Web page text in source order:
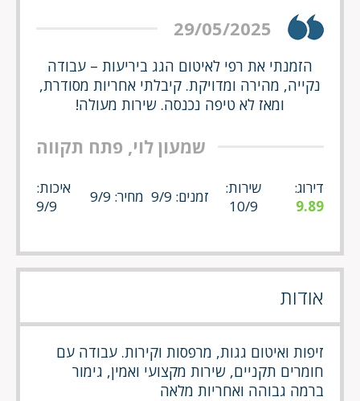
29/05/2025
הזמנתי את רפי לאיטום הגג ביריעות – עבודה
נקייה, מהירה ומדויקת. קיבלתי אחריות מסודרת,
ומאז לא טיפה נכנסה. שירות מעולה!
שמעון לוי, פתח תקווה
דירוג:
9.89
שירות:
10/9
זמנים: 9/9 מחיר: 9/9
איכות:
9/9
אודות
זיפות ואיטום גגות, מרפסות וקירות. עבודה עם
חומרים תקניים, שירות מקצועי ואמין, גימור
ברמה גבוהה ואחריות מלאה